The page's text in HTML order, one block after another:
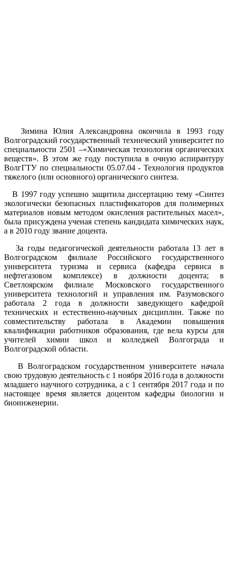
Зимина Юлия Александровна окончила в 1993 году
Волгоградский государственный технический университет по
специальности 2501 –«Химическая технология органических
веществ». В этом же году поступила в очную аспирантуру
ВолгГТУ по специальности 05.07.04 - Технология продуктов
тяжелого (или основного) органического синтеза.
В 1997 году успешно защитила диссертацию тему «Синтез
экологически безопасных пластификаторов для полимерных
материалов новым методом окисления растительных масел»,
была присуждена ученая степень кандидата химических наук,
а в 2010 году звание доцента.
За годы педагогической деятельности работала 13 лет в
Волгоградском филиале Российского государственного
университета туризма и сервиса (кафедра сервиса в
нефтегазовом комплексе) в должности доцента; в
Светлоярском филиале Московского государственного
университета технологий и управления им. Разумовского
работала 2 года в должности заведующего кафедрой
технических и естественно-научных дисциплин. Также по
совместительству работала в Академии повышения
квалификации работников образования, где вела курсы для
учителей химии школ и колледжей Волгограда и
Волгоградской области.
В Волгоградском государственном университете начала
свою трудовую деятельность с 1 ноября 2016 года в должности
младшего научного сотрудника, а с 1 сентября 2017 года и по
настоящее время является доцентом кафедры биологии и
биоинженерии.